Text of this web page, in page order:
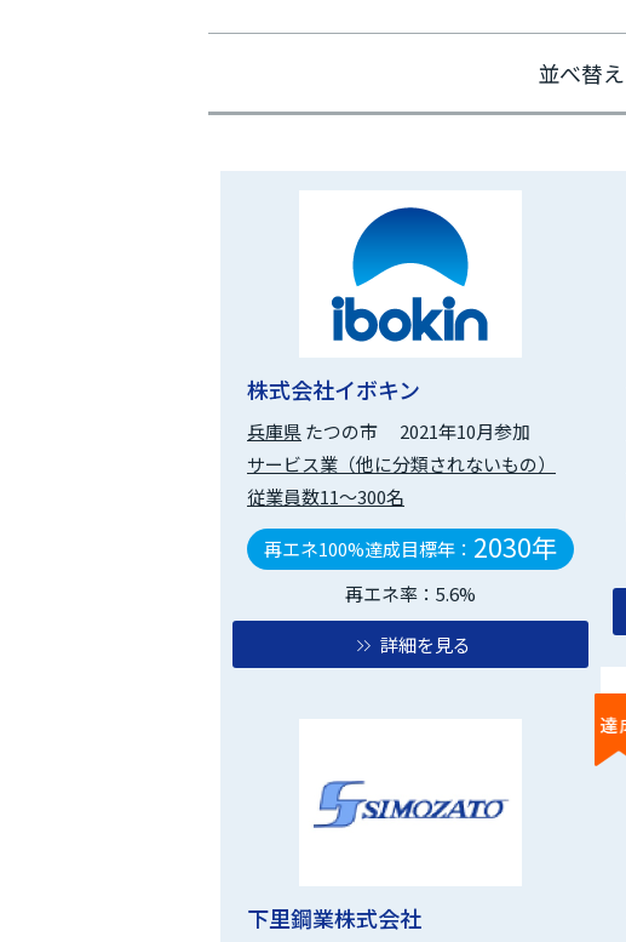
株式会社イボキン
兵庫県たつの市
2021年10月参加
サービス業（他に分類されないもの）
従業員数11～300名
再エネ100%達成目標年： 2030年
再エネ率：5.6%
詳細を見る
下里鋼業株式会社